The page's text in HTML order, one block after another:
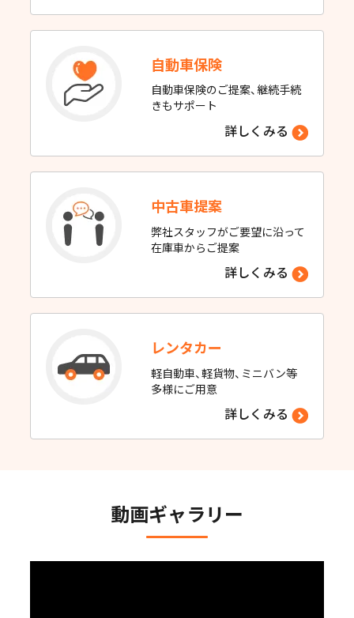
自動車保険
自動車保険のご提案、継続手続
きもサポート
詳しくみる
中古車提案
弊社スタッフがご要望に沿って
在庫車からご提案
詳しくみる
レンタカー
軽自動車、軽貨物、ミニバン等
多様にご用意
詳しくみる
動画ギャラリー